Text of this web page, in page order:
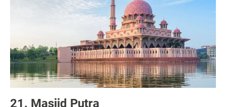
21. Masjid Putra